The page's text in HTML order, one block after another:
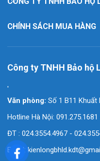
CHÍNH SÁCH MUA HÀNG
Công ty TNHH Bảo hộ
'
Văn phòng: Số 1 B11 Khuất
Hotline Hà Nội:
ĐT : 024.3554.4967 -
Email: